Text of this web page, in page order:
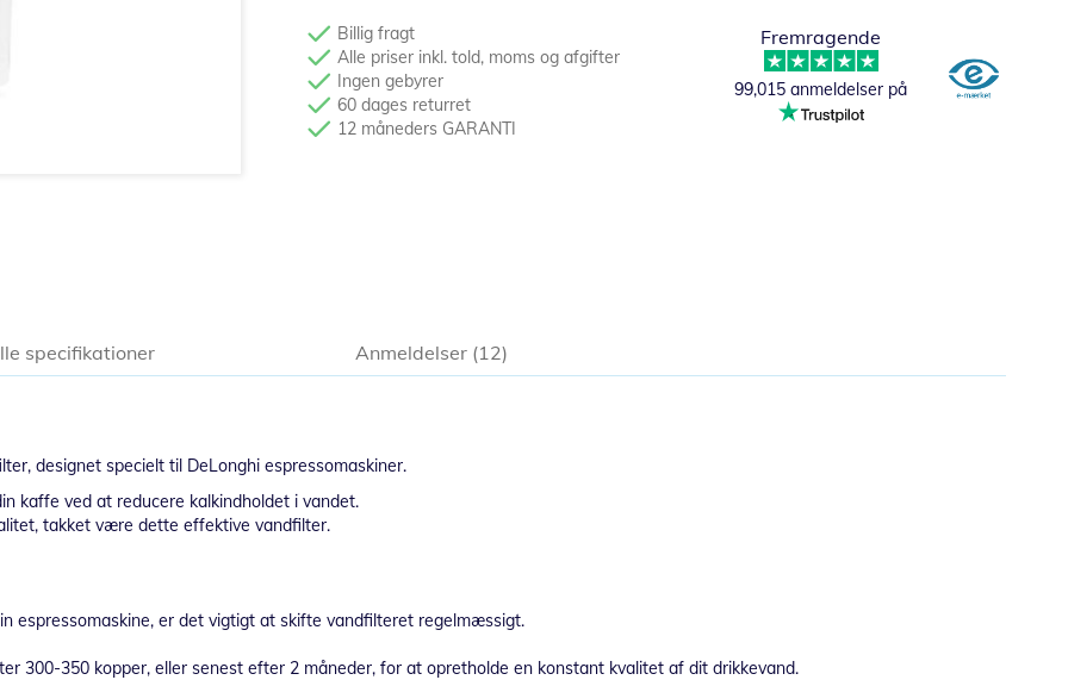
Billig fragt
Alle priser inkl. told, moms og afgifter
Ingen gebyrer
60 dages returret
12 måneders GARANTI
Fremragende
99,015 anmeldelser på
designet specielt til DeLonghi espressomaskiner.
kaffe ved at reducere kalkindholdet i vandet.
takket være dette effektive vandfilter.
espressomaskine, er det vigtigt at skifte vandfilteret regelmæssigt.
300-350 kopper, eller senest efter 2 måneder, for at opretholde en konstant kvalitet af dit drikkevand.
specifikationer Anmeldelser 12